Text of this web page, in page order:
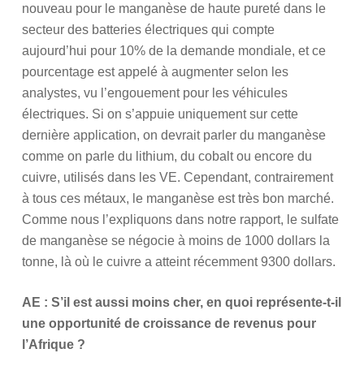
nouveau pour le manganèse de haute pureté dans le
secteur des batteries électriques qui compte
aujourd’hui pour 10% de la demande mondiale, et ce
pourcentage est appelé à augmenter selon les
analystes, vu l’engouement pour les véhicules
électriques. Si on s’appuie uniquement sur cette
dernière application, on devrait parler du manganèse
comme on parle du lithium, du cobalt ou encore du
cuivre, utilisés dans les VE. Cependant, contrairement
à tous ces métaux, le manganèse est très bon marché.
Comme nous l’expliquons dans notre rapport, le sulfate
de manganèse se négocie à moins de 1000 dollars la
tonne, là où le cuivre a atteint récemment 9300 dollars.
AE : S’il est aussi moins cher, en quoi représente-t-il
une opportunité de croissance de revenus pour
l’Afrique ?